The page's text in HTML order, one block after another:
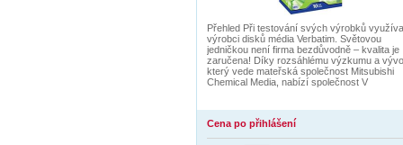
Přehled Při testování svých výrobků
výrobci disků média Verbatim. Světovou
jedničkou není firma bezdůvodně – kvalita je
zaručena! Díky rozsáhlému výzkumu a
který vede mateřská společnost Mitsubishi
Chemical Media, nabízí společnost V
Cena po přihlášení